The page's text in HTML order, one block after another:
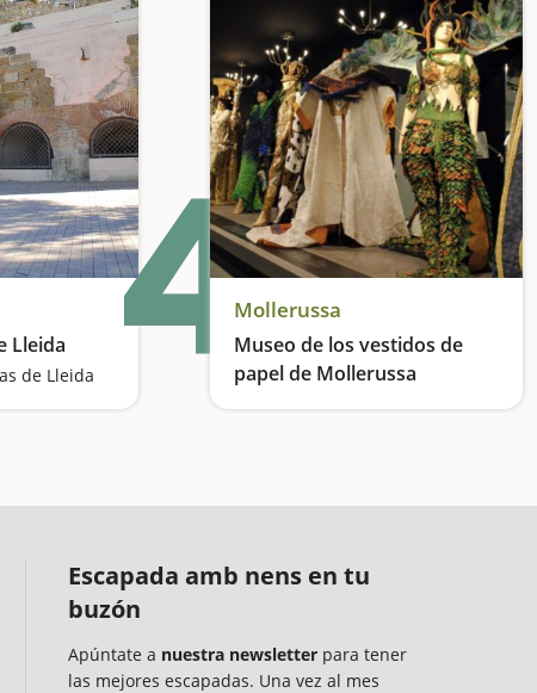
Lleida
de Lleida 4Mollerussa
Museo de los vestidos de
papel de Mollerussa
Veremos el papel convertido en obra de arte
Escapada amb nens en tu
buzón
Apúntate a nuestra newsletter para tener
las mejores escapadas. Una vez al mes